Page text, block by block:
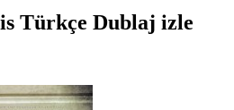
Türkçe Dublaj izle